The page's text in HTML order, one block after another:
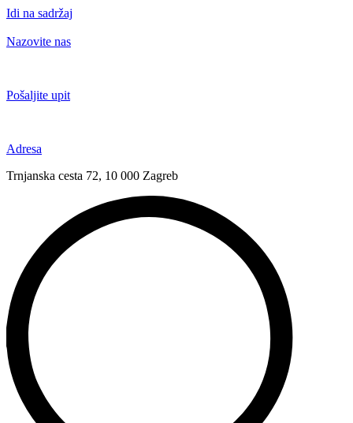
Idi na sadržaj
Nazovite nas
Pošaljite upit
Adresa
Trnjanska cesta 72, 10 000 Zagreb